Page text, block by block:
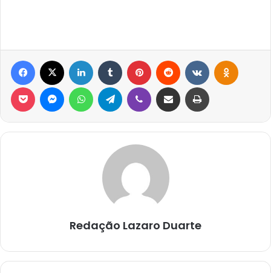
Facebook Linkedin Tumblr Pinterest Reddit
Pocket MessengerWhatsAppTelegram Viber Compartilhar via e-mail Imprimir
Redação Lazaro Duarte